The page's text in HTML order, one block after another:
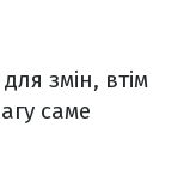
змін, втім
саме